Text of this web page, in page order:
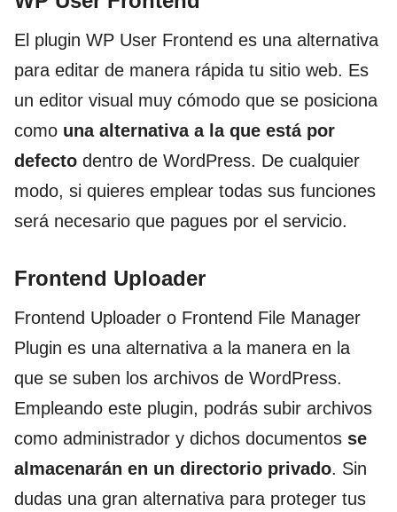
El plugin WP User Frontend es una alternativa
para editar de manera rápida tu sitio web. Es
un editor visual muy cómodo que se posiciona
como una alternativa a la que está por
defecto dentro de WordPress. De cualquier
modo, si quieres emplear todas sus funciones
será necesario que pagues por el servicio.
Frontend Uploader
Frontend Uploader o Frontend File Manager
Plugin es una alternativa a la manera en la
que se suben los archivos de WordPress.
Empleando este plugin, podrás subir archivos
como administrador y dichos documentos se
almacenarán en un directorio privado. Sin
dudas una gran alternativa para proteger tus